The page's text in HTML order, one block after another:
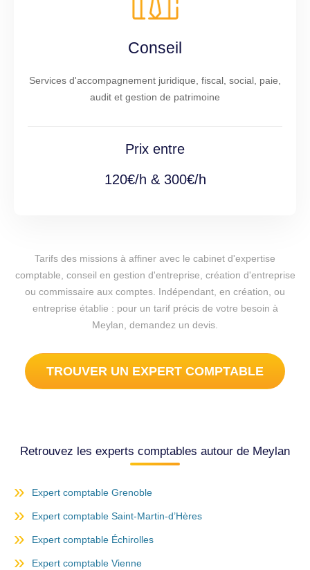
Conseil
Services d'accompagnement juridique, fiscal, social, paie,
audit et gestion de patrimoine
Prix entre
120€/h & 300€/h
Tarifs des missions à affiner avec le cabinet d'expertise
comptable, conseil en gestion d'entreprise, création d'entreprise
ou commissaire aux comptes. Indépendant, en création, ou
entreprise établie : pour un tarif précis de votre besoin à
Meylan, demandez un devis.
TROUVER UN EXPERT COMPTABLE
Retrouvez les experts comptables autour de Meylan
Expert comptable Grenoble
Expert comptable Saint-Martin-d’Hères
Expert comptable Échirolles
Expert comptable Vienne